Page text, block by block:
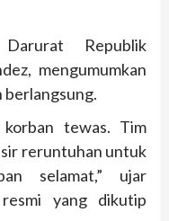
Republik
mengumumkan
berlangsung.
tewas. Tim
reruntuhan untuk
selamat,” ujar
yang dikutip